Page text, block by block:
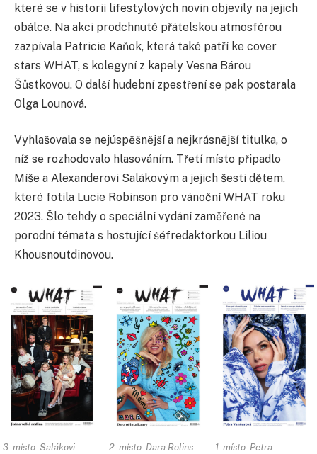
které se v historii lifestylových novin objevily na jejich
obálce. Na akci prodchnuté přátelskou atmosférou
zazpívala Patricie Kaňok, která také patří ke cover
stars WHAT, s kolegyní z kapely Vesna Bárou
Šůstkovou. O další hudební zpestření se pak postarala
Olga Lounová.
Vyhlašovala se nejúspěšnější a nejkrásnější titulka, o
níž se rozhodovalo hlasováním. Třetí místo připadlo
Míše a Alexanderovi Salákovým a jejich šesti dětem,
které fotila Lucie Robinson pro vánoční WHAT roku
2023. Šlo tehdy o speciální vydání zaměřené na
porodní témata s hostující šéfredaktorkou Liliou
Khousnoutdinovou.
3. místo: Salákovi 2. místo: Dara Rolins
1. místo: Petra